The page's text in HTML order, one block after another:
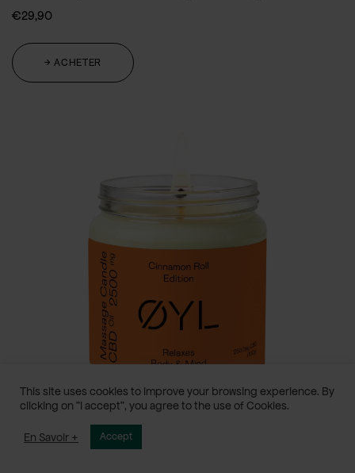
€29,90
→ ACHETER
This site uses cookies to improve your browsing experience. By
clicking on "I accept", you agree to the use of Cookies.
En Savoir + Accept